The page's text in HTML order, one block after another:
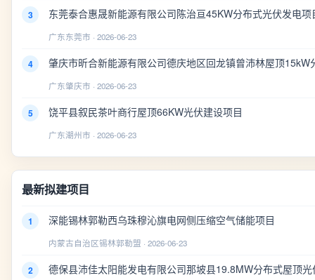
3 东莞泰合惠晟新能源有限公司陈治亘45KW分布式光伏发电项
广东东莞市 · 2026-06-23
4 肇庆市昕合新能源有限公司德庆地区回龙镇曾沛林屋顶15kW
广东肇庆市 · 2026-06-23
5 饶平县叙民茶叶商行屋顶66KW光伏建设项目
广东潮州市 · 2026-06-23
最新拟建项目
1 深能锡林郭勒西乌珠穆沁旗电网侧压缩空气储能项目
内蒙古自治区锡林郭勒盟 · 2026-06-23
2 德保县沛佳太阳能发电有限公司那坡县19.8MW分布式屋顶